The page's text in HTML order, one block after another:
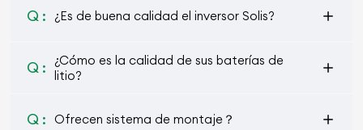
Q : ¿Es de buena calidad el inversor Solis?
Q :
¿Cómo es la calidad de sus baterías de
litio?
Q : Ofrecen sistema de montaje？